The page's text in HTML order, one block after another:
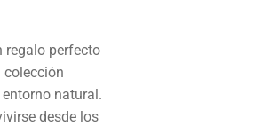
regalo perfecto
colección
natural.
desde los